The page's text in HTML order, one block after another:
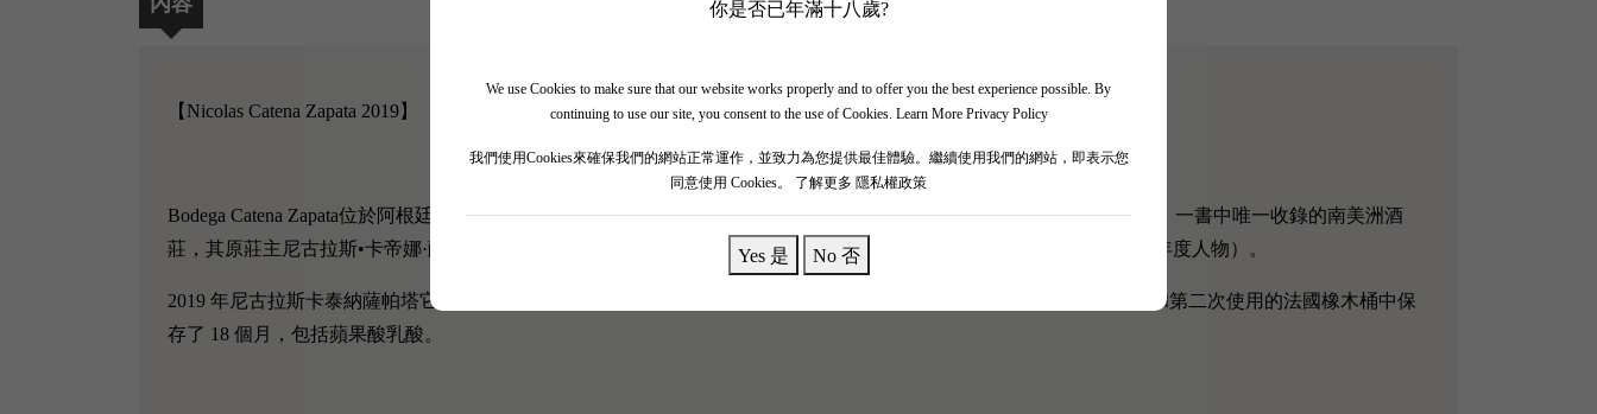
你是否已年滿十八歲?
We use Cookies to make sure that our website works properly and to offer you the best experience possible. By
continuing to use our site, you consent to the use of Cookies. Learn More Privacy Policy
我們使用Cookies來確保我們的網站正常運作，並致力為您提供最佳體驗。繼續使用我們的網站，即表示您
同意使用 Cookies。 了解更多 隱私權政策
Yes 是 No 否
【Nicolas Catena Zapata 2019】
Bodega Catena Zapata位於阿根廷的Mendoza產區，是羅伯特·帕克《世界頂級葡萄酒及酒莊全書》（沃爾德最偉大的酒莊）一書中唯一收錄的南美洲酒
莊，其原莊主尼古拉斯•卡帝娜·薩帕塔（尼古拉斯·卡特納·扎帕塔）被《醇鑑》（Decanter）雜誌評為2009年年度人物（年度人物）。
2019 年尼古拉斯卡泰納薩帕塔它在小橡木桶、混凝土和不銹鋼罐中發酵，並進行短暫的發酵後浸漬。
Élevage 在第一次和第二次使用的法國橡木桶中保
存了 18 個月，包括蘋果酸乳酸。